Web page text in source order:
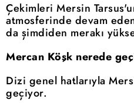
Çekimleri Mersin
atmosferinde devam
da şimdiden merakı
Mercan Köşk nerede
Dizi genel hatlarıyla
geçiyor.